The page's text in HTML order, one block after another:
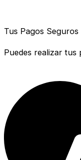
Tus Pagos Seguros
Puedes realizar tus